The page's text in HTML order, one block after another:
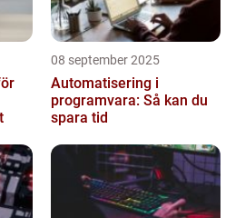
08 september 2025
Automatisering i
programvara: Så kan du
spara tid